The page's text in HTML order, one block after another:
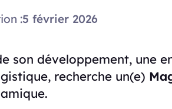
:5 février 2026
son développement, une
recherche un(e)